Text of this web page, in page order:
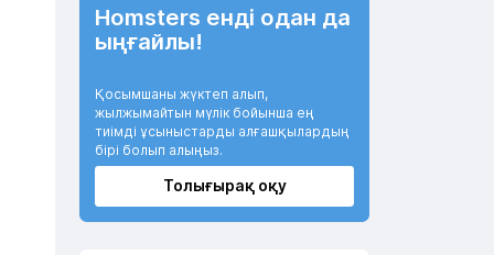
Homsters енді одан да
ыңғайлы!
Қосымшаны жүктеп алып,
жылжымайтын мүлік бойынша ең
тиімді ұсыныстарды алғашқылардың
бірі болып алыңыз.
Толығырақ оқу